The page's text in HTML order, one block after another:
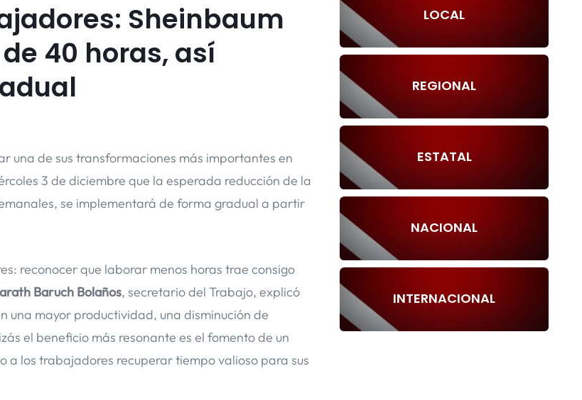
Sheinbaum
40 horas, así
una de sus transformaciones más importantes en
3 de diciembre que la esperada reducción de la
se implementará de forma gradual a partir
reconocer que laborar menos horas trae consigo
Baruch Bolaños, secretario del Trabajo, explicó
una mayor productividad, una disminución de
el beneficio más resonante es el fomento de un
los trabajadores recuperar tiempo valioso para sus
LOCAL
REGIONAL
ESTATAL
NACIONAL
INTERNACIONAL